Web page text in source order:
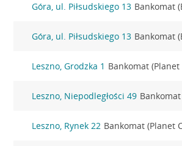
Góra, ul. Piłsudskiego 13 Bankomat
Góra, ul. Piłsudskiego 13 Bankomat
Leszno, Grodzka 1 Bankomat (Planet
Leszno, Niepodległości 49
Leszno, Rynek 22 Bankomat (Planet